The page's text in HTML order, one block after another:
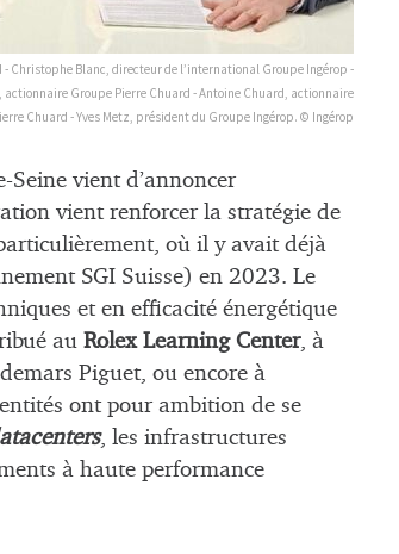
- Christophe Blanc, directeur de l’international Groupe Ingérop -
actionnaire Groupe Pierre Chuard - Antoine Chuard, actionnaire
Chuard - Yves Metz, président du Groupe Ingérop. © Ingérop
Seine vient d’annoncer
vient renforcer la stratégie de
où il y avait déjà
SGI Suisse) en 2023. Le
et en efficacité énergétique
au Rolex Learning Center, à
Piguet, ou encore à
ont pour ambition de se
, les infrastructures
à haute performance